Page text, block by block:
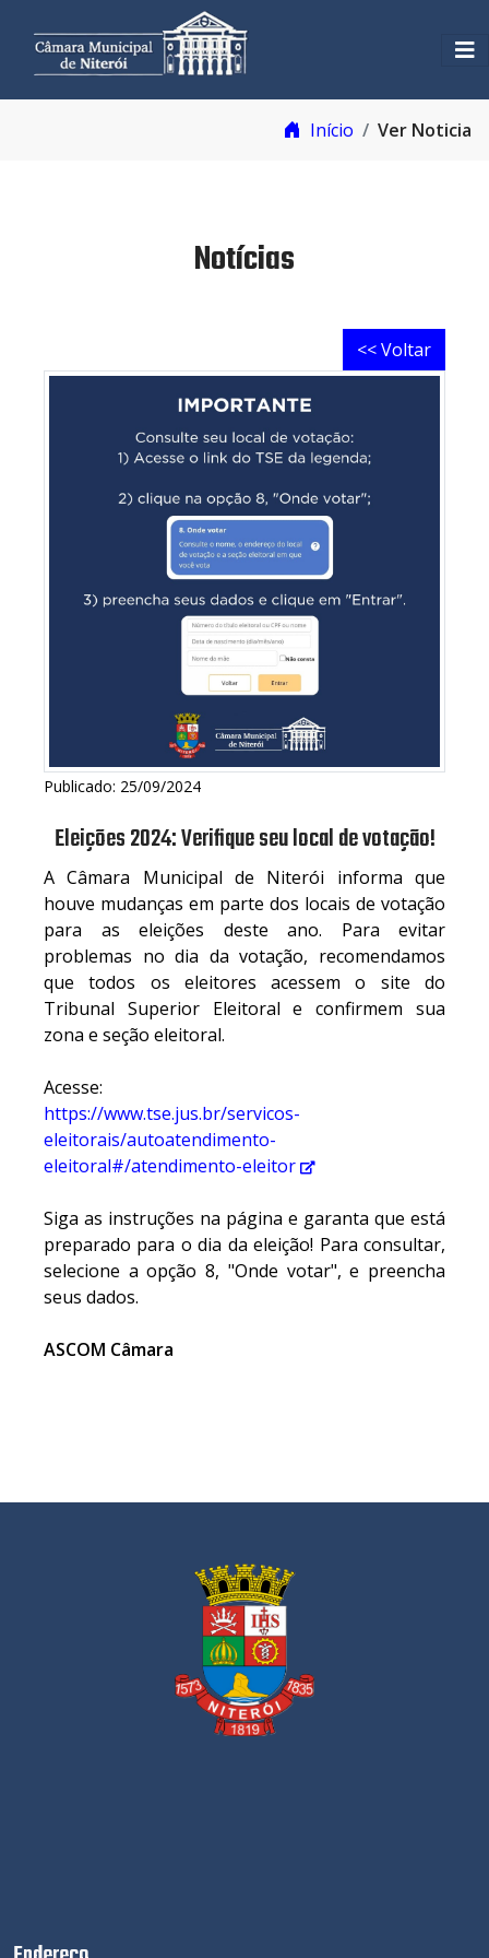
Início Ver Noticia
Notícias
<< Voltar
Publicado: 25/09/2024
Eleições 2024: Verifique seu local de votação!
A Câmara Municipal de Niterói informa que
houve mudanças em parte dos locais de votação
para as eleições deste ano. Para evitar
problemas no dia da votação, recomendamos
que todos os eleitores acessem o site do
Tribunal Superior Eleitoral e confirmem sua
zona e seção eleitoral.
Acesse:
https://www.tse.jus.br/servicos-
eleitorais/autoatendimento-
eleitoral#/atendimento-eleitor
Siga as instruções na página e garanta que está
preparado para o dia da eleição! Para consultar,
selecione a opção 8, "Onde votar", e preencha
seus dados.
ASCOM Câmara